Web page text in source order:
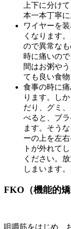
上下に分け
本一本丁寧に
ワイヤーを
くなります
ので異常な
時に痛いの
間はお粥や
ても良い食
食事の時に
ります。し
だり、グミ
べると、ブ
ます。そう
ーの上を左
トが外れて
ください。
しまいます。
FKO（機能的矯
咀嚼筋をはじめ、